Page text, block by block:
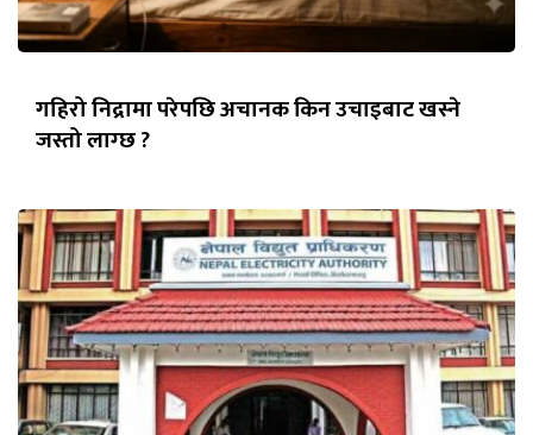
गहिरो निद्रामा परेपछि अचानक किन उचाइबाट खस्ने
जस्तो लाग्छ ?